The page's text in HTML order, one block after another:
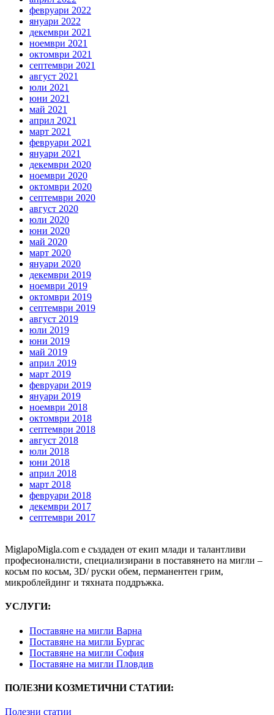
февруари 2022
януари 2022
декември 2021
ноември 2021
октомври 2021
септември 2021
август 2021
юли 2021
юни 2021
май 2021
април 2021
март 2021
февруари 2021
януари 2021
декември 2020
ноември 2020
октомври 2020
септември 2020
август 2020
юли 2020
юни 2020
май 2020
март 2020
януари 2020
декември 2019
ноември 2019
октомври 2019
септември 2019
август 2019
юли 2019
юни 2019
май 2019
април 2019
март 2019
февруари 2019
януари 2019
ноември 2018
октомври 2018
септември 2018
август 2018
юли 2018
юни 2018
април 2018
март 2018
февруари 2018
декември 2017
септември 2017
MiglapoMigla.com е създаден от екип млади и талантливи
професионалисти, специализирани в поставянето на мигли –
косъм по косъм, 3D/ руски обем, перманентен грим,
микроблейдинг и тяхната поддръжка.
УСЛУГИ:
Поставяне на мигли Варна
Поставяне на мигли Бургас
Поставяне на мигли София
Поставяне на мигли Пловдив
ПОЛЕЗНИ КОЗМЕТИЧНИ СТАТИИ:
Полезни статии